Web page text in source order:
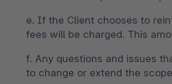
e. If the Client chooses to
fees will be charged. This
f. Any questions and issues
to change or extend the